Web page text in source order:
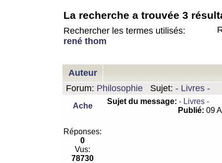
La recherche a trouvée 3
Rechercher les termes utilisés:
rené thom
Auteur
Forum: Philosophie Sujet: - Livres -
Ache
Sujet du message: - Livres -
Publié: 09
Réponses:
0
Vus:
78730